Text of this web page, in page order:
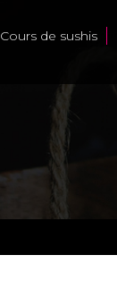
Cours de sushis